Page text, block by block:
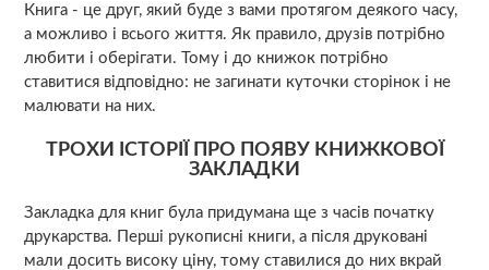
Книга - це друг, який буде з вами протягом деякого часу,
а можливо і всього життя. Як правило, друзів потрібно
любити і оберігати. Тому і до книжок потрібно
ставитися відповідно: не загинати куточки сторінок і не
малювати на них.
ТРОХИ ІСТОРІЇ ПРО ПОЯВУ КНИЖКОВОЇ
ЗАКЛАДКИ
Закладка для книг була придумана ще з часів початку
друкарства. Перші рукописні книги, а після друковані
мали досить високу ціну, тому ставилися до них вкрай